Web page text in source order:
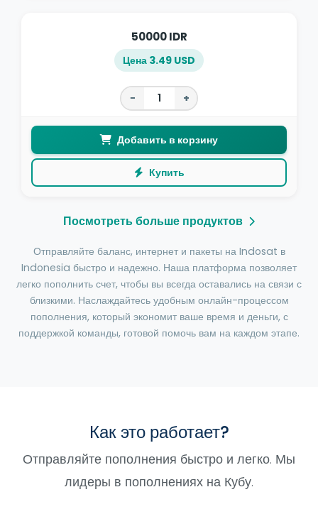
50000 IDR
Цена 3.49 USD
− +
Добавить в корзину
Купить
Посмотреть больше продуктов
Отправляйте баланс, интернет и пакеты на Indosat в
Indonesia быстро и надежно. Наша платформа позволяет
легко пополнить счет, чтобы вы всегда оставались на связи с
близкими. Наслаждайтесь удобным онлайн-процессом
пополнения, который экономит ваше время и деньги, с
поддержкой команды, готовой помочь вам на каждом этапе.
Как это работает?
Отправляйте пополнения быстро и легко. Мы
лидеры в пополнениях на Кубу.